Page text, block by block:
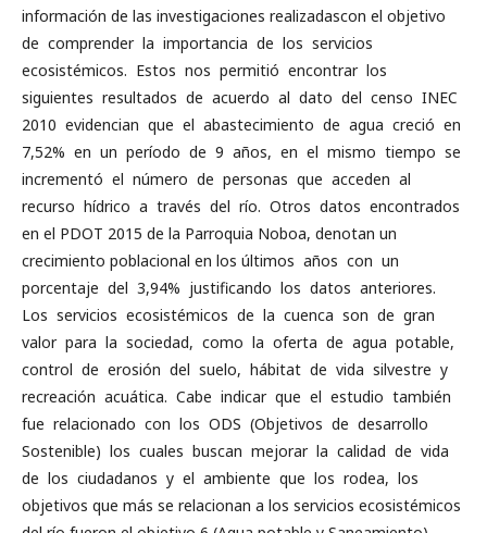
información de las investigaciones realizadascon el objetivo
de comprender la importancia de los servicios
ecosistémicos. Estos nos permitió encontrar los
siguientes resultados de acuerdo al dato del censo INEC
2010 evidencian que el abastecimiento de agua creció en
7,52% en un período de 9 años, en el mismo tiempo se
incrementó el número de personas que acceden al
recurso hídrico a través del río. Otros datos encontrados
en el PDOT 2015 de la Parroquia Noboa, denotan un
crecimiento poblacional en los últimos años con un
porcentaje del 3,94% justificando los datos anteriores.
Los servicios ecosistémicos de la cuenca son de gran
valor para la sociedad, como la oferta de agua potable,
control de erosión del suelo, hábitat de vida silvestre y
recreación acuática. Cabe indicar que el estudio también
fue relacionado con los ODS (Objetivos de desarrollo
Sostenible) los cuales buscan mejorar la calidad de vida
de los ciudadanos y el ambiente que los rodea, los
objetivos que más se relacionan a los servicios ecosistémicos